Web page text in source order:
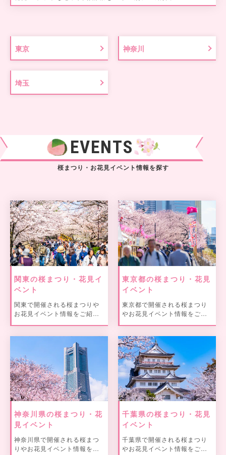
東京 神奈川
埼玉
EVENTS
桜まつり・お花見イベント情報を探す
関東の桜まつり・花見イ
ベント
関東で開催される桜まつりや
お花見イベント情報をご紹
東京都の桜まつり・花見
イベント
東京都で開催される桜まつり
やお花見イベント情報をご紹
神奈川県の桜まつり・花
見イベント
神奈川県で開催される桜まつ
りやお花見イベント情報をご
千葉県の桜まつり・花見
イベント
千葉県で開催される桜まつり
やお花見イベント情報をご紹